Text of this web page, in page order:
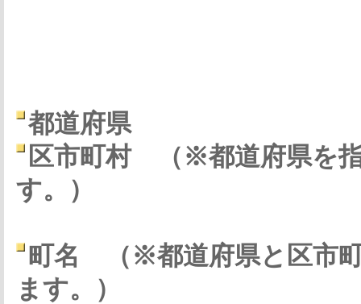
都道府県
区市町村
（※都道府県を
す。）
町名
（※都道府県と区市
ます。）